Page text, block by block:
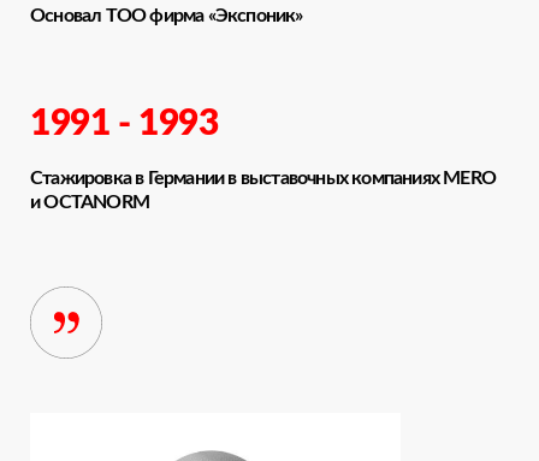
Основал ТОО фирма «Экспоник»
1991 - 1993
Стажировка в Германии в выставочных компаниях MERO
и OCTANORM